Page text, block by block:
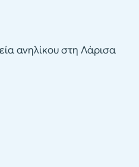
ανηλίκου στη Λάρισα